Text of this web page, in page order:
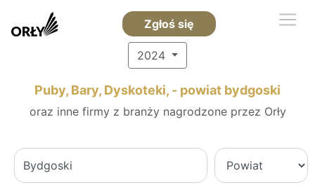
Zgłoś się
2024
Puby, Bary, Dyskoteki, - powiat bydgoski
oraz inne firmy z branży nagrodzone przez Orły